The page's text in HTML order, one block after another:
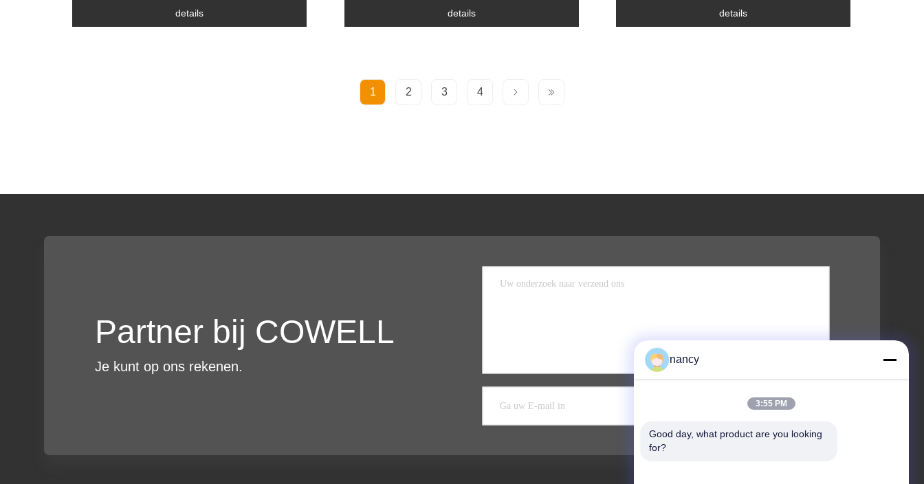
details details details
1 2 3 4
Partner bij COWELL
Je kunt op ons rekenen.
Verzend
nancy
3:55 PM
Good day, what product are you looking
for?